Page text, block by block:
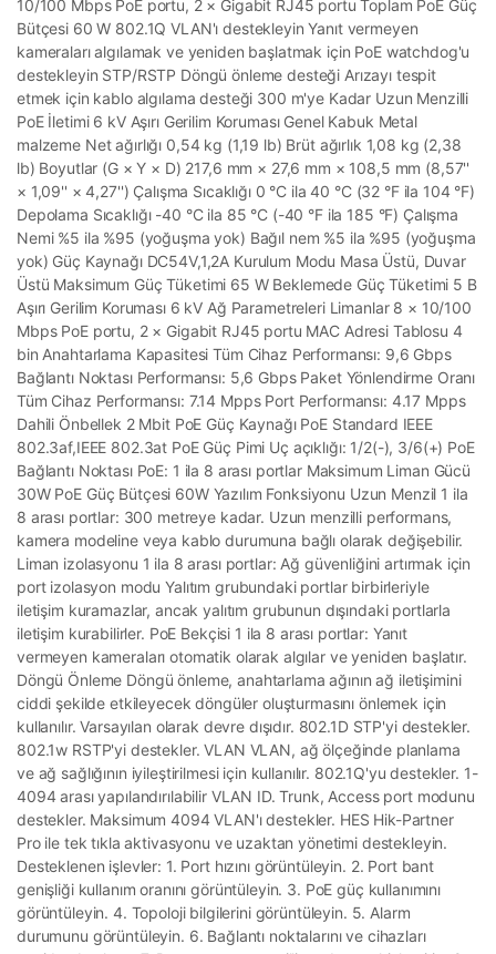
10/100 Mbps PoE portu, 2 × Gigabit RJ45 portu Toplam PoE Güç
Bütçesi 60 W 802.1Q VLAN'ı destekleyin Yanıt vermeyen
kameraları algılamak ve yeniden başlatmak için PoE watchdog'u
destekleyin STP/RSTP Döngü önleme desteği Arızayı tespit
etmek için kablo algılama desteği 300 m'ye Kadar Uzun Menzilli
PoE İletimi 6 kV Aşırı Gerilim Koruması Genel Kabuk Metal
malzeme Net ağırlığı 0,54 kg (1,19 lb) Brüt ağırlık 1,08 kg (2,38
lb) Boyutlar (G × Y × D) 217,6 mm × 27,6 mm × 108,5 mm (8,57''
× 1,09'' × 4,27'') Çalışma Sıcaklığı 0 °C ila 40 °C (32 °F ila 104 °F)
Depolama Sıcaklığı -40 °C ila 85 °C (-40 °F ila 185 °F) Çalışma
Nemi %5 ila %95 (yoğuşma yok) Bağıl nem %5 ila %95 (yoğuşma
yok) Güç Kaynağı DC54V,1,2A Kurulum Modu Masa Üstü, Duvar
Üstü Maksimum Güç Tüketimi 65 W Beklemede Güç Tüketimi 5 B
Aşırı Gerilim Koruması 6 kV Ağ Parametreleri Limanlar 8 × 10/100
Mbps PoE portu, 2 × Gigabit RJ45 portu MAC Adresi Tablosu 4
bin Anahtarlama Kapasitesi Tüm Cihaz Performansı: 9,6 Gbps
Bağlantı Noktası Performansı: 5,6 Gbps Paket Yönlendirme Oranı
Tüm Cihaz Performansı: 7.14 Mpps Port Performansı: 4.17 Mpps
Dahili Önbellek 2 Mbit PoE Güç Kaynağı PoE Standard IEEE
802.3af,IEEE 802.3at PoE Güç Pimi Uç açıklığı: 1/2(-), 3/6(+) PoE
Bağlantı Noktası PoE: 1 ila 8 arası portlar Maksimum Liman Gücü
30W PoE Güç Bütçesi 60W Yazılım Fonksiyonu Uzun Menzil 1 ila
8 arası portlar: 300 metreye kadar. Uzun menzilli performans,
kamera modeline veya kablo durumuna bağlı olarak değişebilir.
Liman izolasyonu 1 ila 8 arası portlar: Ağ güvenliğini artırmak için
port izolasyon modu Yalıtım grubundaki portlar birbirleriyle
iletişim kuramazlar, ancak yalıtım grubunun dışındaki portlarla
iletişim kurabilirler. PoE Bekçisi 1 ila 8 arası portlar: Yanıt
vermeyen kameraları otomatik olarak algılar ve yeniden başlatır.
Döngü Önleme Döngü önleme, anahtarlama ağının ağ iletişimini
ciddi şekilde etkileyecek döngüler oluşturmasını önlemek için
kullanılır. Varsayılan olarak devre dışıdır. 802.1D STP'yi destekler.
802.1w RSTP'yi destekler. VLAN VLAN, ağ ölçeğinde planlama
ve ağ sağlığının iyileştirilmesi için kullanılır. 802.1Q'yu destekler. 1-
4094 arası yapılandırılabilir VLAN ID. Trunk, Access port modunu
destekler. Maksimum 4094 VLAN'ı destekler. HES Hik-Partner
Pro ile tek tıkla aktivasyonu ve uzaktan yönetimi destekleyin.
Desteklenen işlevler: 1. Port hızını görüntüleyin. 2. Port bant
genişliği kullanım oranını görüntüleyin. 3. PoE güç kullanımını
görüntüleyin. 4. Topoloji bilgilerini görüntüleyin. 5. Alarm
durumunu görüntüleyin. 6. Bağlantı noktalarını ve cihazları